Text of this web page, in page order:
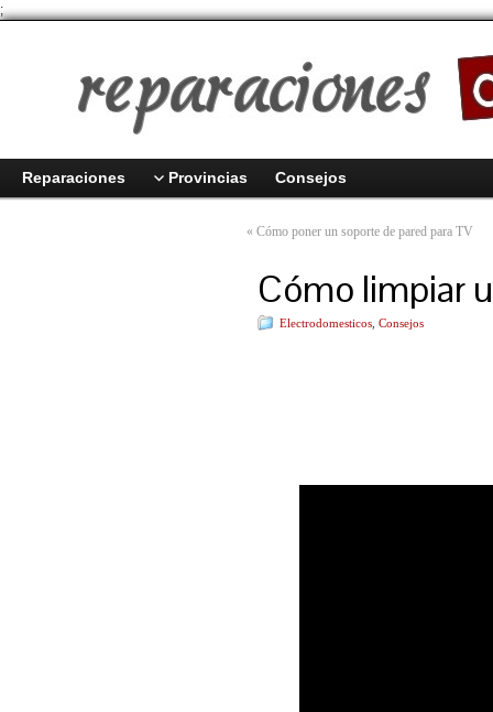
;
Reparaciones Provincias Consejos
« Cómo poner un soporte de pared para TV
Cómo limpiar
Electrodomesticos Consejos